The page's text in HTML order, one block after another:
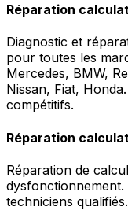
Réparation
Diagnostic et
pour toutes les
Mercedes, BMW,
Nissan, Fiat,
compétitifs.
Réparation
Réparation de
techniciens